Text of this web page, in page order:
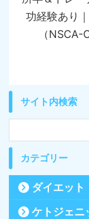
功経験あり
（
サイト内検索
カテゴリー
ダイエット
ケトジェニ